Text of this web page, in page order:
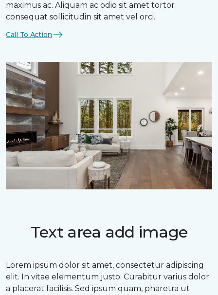
maximus ac. Aliquam ac odio sit amet tortor
consequat sollicitudin sit amet vel orci.
Call To Action
Text area add image
Lorem ipsum dolor sit amet, consectetur adipiscing
elit. In vitae elementum justo. Curabitur varius dolor
a placerat facilisis. Sed ipsum quam, pharetra ut